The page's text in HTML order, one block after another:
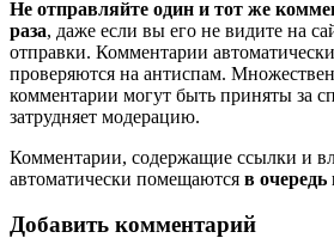
Не отправляйте один и тот же
раза, даже если вы его не видите на
отправки. Комментарии
проверяются на антиспам.
комментарии могут быть приняты за
затрудняет модерацию.
Комментарии, содержащие ссылки и
автоматически помещаются в
Добавить комментарий